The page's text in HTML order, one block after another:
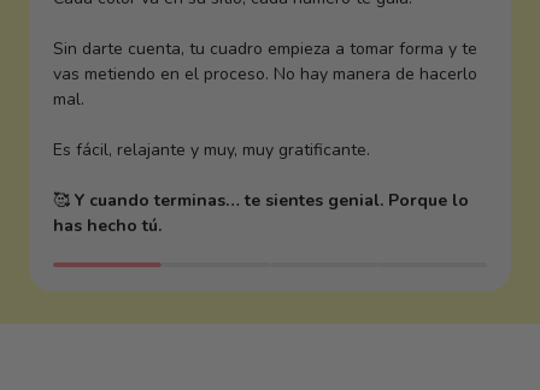
Sin darte cuenta, tu cuadro empieza a tomar forma y te
vas metiendo en el proceso. No hay manera de hacerlo
mal.
Es fácil, relajante y muy, muy gratificante.
🥰 Y cuando terminas… te sientes genial. Porque lo
has hecho tú.